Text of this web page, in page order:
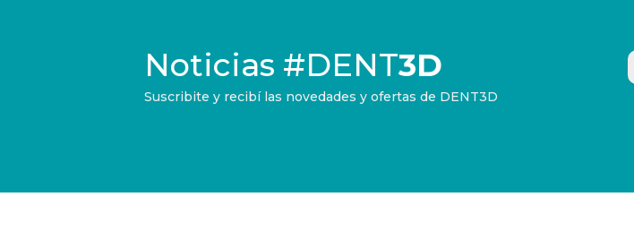
Noticias #DENT3D
Suscribite y recibí las novedades y ofertas de DENT3D